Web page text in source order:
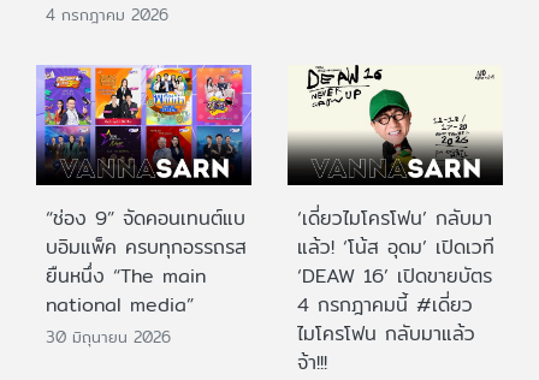
4 กรกฎาคม 2026
“ช่อง 9” จัดคอนเทนต์แบ
บอิมแพ็ค ครบทุกอรรถรส
ยืนหนึ่ง “The main
national media”
30 มิถุนายน 2026
‘เดี่ยวไมโครโฟน’ กลับมา
แล้ว! ‘โน้ส อุดม’ เปิดเวที
‘DEAW 16’ เปิดขายบัตร
4 กรกฎาคมนี้ #เดี่ยว
ไมโครโฟน กลับมาแล้ว
จ้า!!!